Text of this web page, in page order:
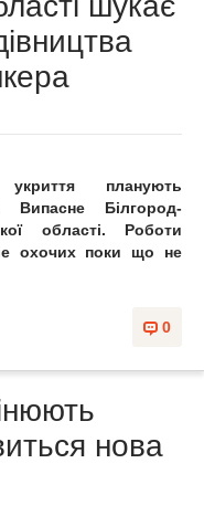
укриття планують
Білгород-
області. Роботи
охочих поки що не
0
нова